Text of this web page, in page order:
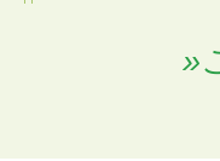
»